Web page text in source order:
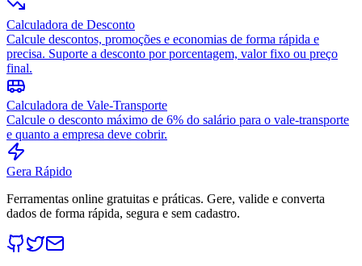
Calculadora de Desconto
Calcule descontos, promoções e economias de forma rápida e
precisa. Suporte a desconto por porcentagem, valor fixo ou preço
final.
Calculadora de Vale-Transporte
Calcule o desconto máximo de 6% do salário para o vale-transporte
e quanto a empresa deve cobrir.
Gera Rápido
Ferramentas online gratuitas e práticas. Gere, valide e converta
dados de forma rápida, segura e sem cadastro.